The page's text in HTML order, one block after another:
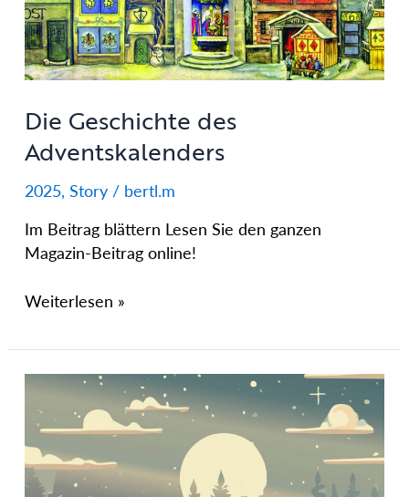
Die Geschichte des
Adventskalenders
2025, Story/ bertl.m
Im Beitrag blättern Lesen Sie den ganzen
Magazin-Beitrag online!
Weiterlesen »
Das
Christkind
im
Bergwald